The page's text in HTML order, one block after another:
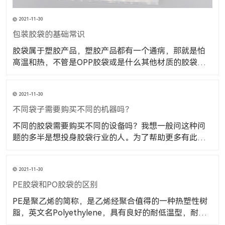
2021-11-30
包装胶袋的基础常识
胶袋属于塑胶产品，塑胶产品都有一个通病，那就是怕
高温和热，不管是OPP胶袋或是什么其他材质的胶袋都
的种类，样式都很多，我们在选择和使用时都要注意，
我们要使用的是什么样式的胶袋，样式平口、自粘、
2021-11-30
不同袋子需要购买不同的机器吗？
不同的胶袋需要购买不同的设备吗？我想一般问这种问
题的多半是想投身胶袋行业的人。为了帮助更多有此疑
不同的胶袋对于设备的要求不一样，就拿首要步骤的吹
膜机来说吧。首先大家要先了解到塑料袋的材料有多样
2021-11-30
PE胶袋和PO胶袋的区别
PE是聚乙烯的简称，是乙烯经聚合值得的一种热塑性树
脂，英文名Polyethylene，具有良好的耐低温型，耐腐